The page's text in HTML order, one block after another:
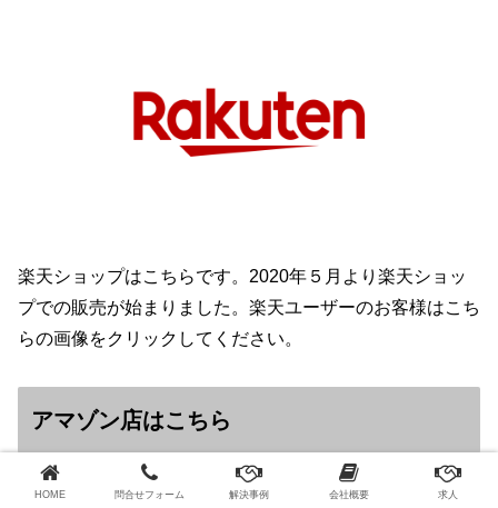
楽天ショップはこちらです。2020年５月より楽天ショッ
プでの販売が始まりました。楽天ユーザーのお客様はこち
らの画像をクリックしてください。
アマゾン店はこちら
HOME 問合せフォーム 解決事例 会社概要 求人